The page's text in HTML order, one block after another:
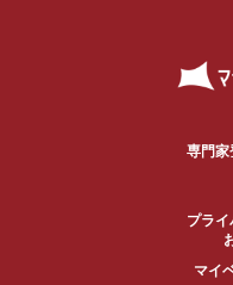
専門家
プラ
マイ